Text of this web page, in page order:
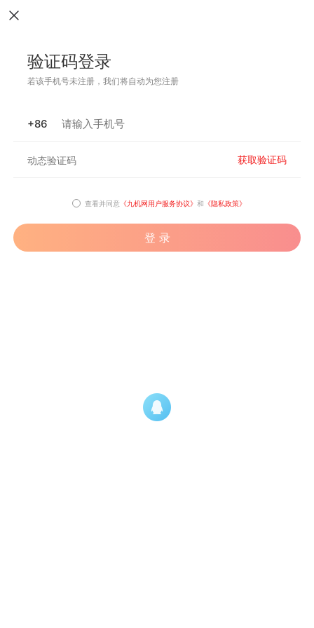
验证码登录
若该手机号未注册，我们将自动为您注册
+86
获取验证码
查看并同意 《九机网用户服务协议》 和 《隐私政策》
登 录